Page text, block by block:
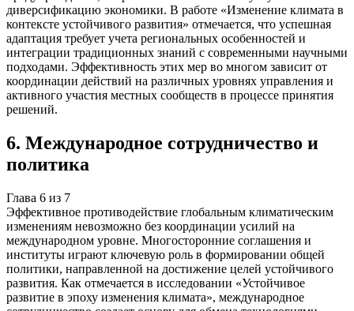
диверсификацию экономики. В работе «Изменение климата в
контексте устойчивого развития» отмечается, что успешная
адаптация требует учета региональных особенностей и
интеграции традиционных знаний с современными научными
подходами. Эффективность этих мер во многом зависит от
координации действий на различных уровнях управления и
активного участия местных сообществ в процессе принятия
решений.
6. Международное сотрудничество и
политика
Глава 6 из 7
Эффективное противодействие глобальным климатическим
изменениям невозможно без координации усилий на
международном уровне. Многосторонние соглашения и
институты играют ключевую роль в формировании общей
политики, направленной на достижение целей устойчивого
развития. Как отмечается в исследовании «Устойчивое
развитие в эпоху изменения климата», международное